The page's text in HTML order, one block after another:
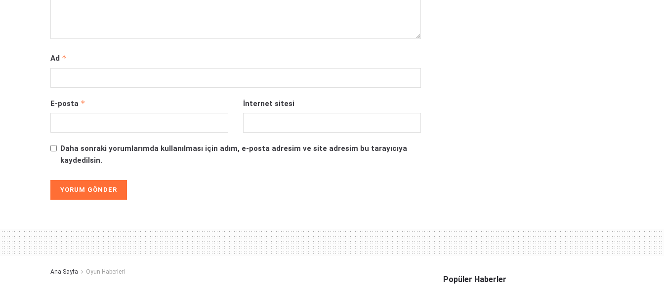
Ad *
E-posta * İnternet sitesi
Daha sonraki yorumlarımda kullanılması için adım, e-posta adresim ve site adresim bu tarayıcıya
kaydedilsin.
Ana Sayfa Oyun Haberleri
Popüler Haberler